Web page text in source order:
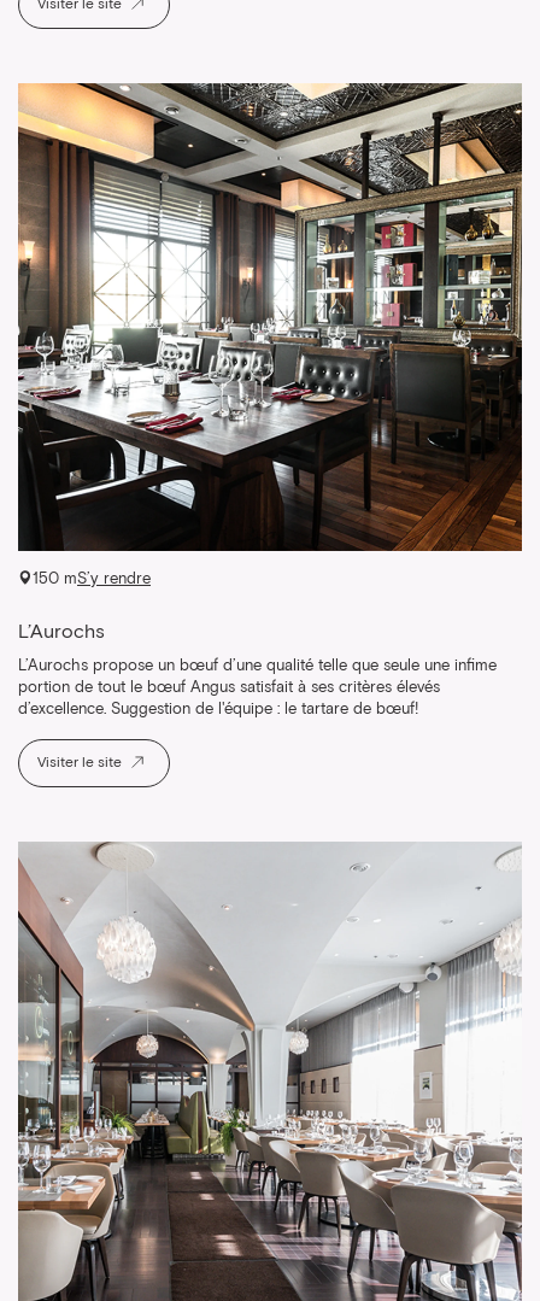
Visiter le site
150 mS’y rendre
L’Aurochs
L’Aurochs propose un bœuf d’une qualité telle que seule une infime
portion de tout le bœuf Angus satisfait à ses critères élevés
d’excellence. Suggestion de l'équipe : le tartare de bœuf!
Visiter le site